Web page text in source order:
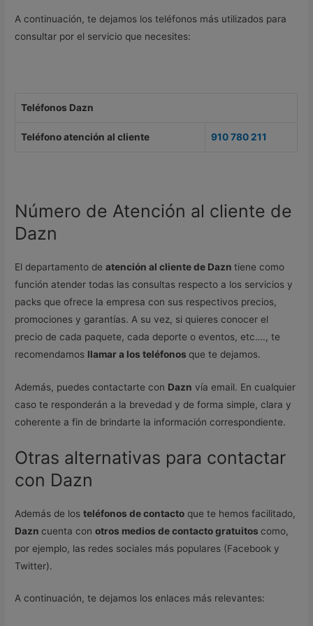
A continuación, te dejamos los teléfonos más utilizados para
consultar por el servicio que necesites:
Teléfonos Dazn
Teléfono atención al cliente 910 780 211
Número de Atención al cliente de
Dazn
El departamento deatención al cliente de Dazntiene como
función atender todas las consultas respecto a los servicios y
packs que ofrece la empresa con sus respectivos precios,
promociones y garantías. A su vez, si quieres conocer el
precio de cada paquete, cada deporte o eventos, etc…., te
recomendamos llamar a los teléfonosque te dejamos.
Además, puedes contactarte con Dazn vía email. En cualquier
caso te responderán a la brevedad y de forma simple, clara y
coherente a fin de brindarte la información correspondiente.
Otras alternativas para contactar
con Dazn
Además de losteléfonos de contacto que te hemos facilitado,
Dazncuenta conotros medios de contacto gratuitoscomo,
por ejemplo, las redes sociales más populares (Facebook y
Twitter).
A continuación, te dejamos los enlaces más relevantes: